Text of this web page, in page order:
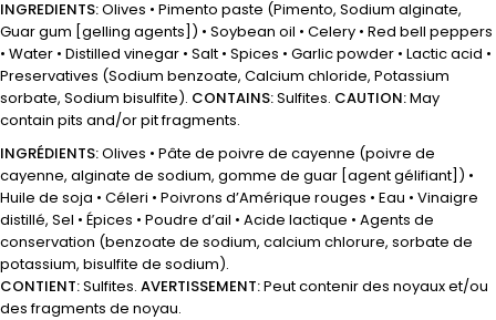
INGREDIENTS:Olives • Pimento paste (Pimento, Sodium alginate,
Guar gum [gelling agents]) • Soybean oil • Celery • Red bell peppers
• Water • Distilled vinegar • Salt • Spices • Garlic powder • Lactic acid •
Preservatives (Sodium benzoate, Calcium chloride, Potassium
sorbate, Sodium bisulfite). CONTAINS:Sulfites. CAUTION:May
contain pits and/or pit fragments.
INGRÉDIENTS:Olives • Pâte de poivre de cayenne (poivre de
cayenne, alginate de sodium, gomme de guar [agent gélifiant]) •
Huile de soja • Céleri • Poivrons d’Amérique rouges • Eau • Vinaigre
distillé, Sel • Épices • Poudre d’ail • Acide lactique • Agents de
conservation (benzoate de sodium, calcium chlorure, sorbate de
potassium, bisulfite de sodium).
CONTIENT:Sulfites. AVERTISSEMENT:Peut contenir des noyaux et/ou
des fragments de noyau.